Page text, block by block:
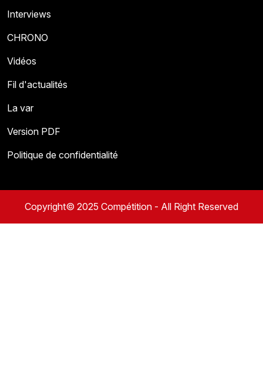
Interviews
CHRONO
Vidéos
Fil d'actualités
La var
Version PDF
Politique de confidentialité
Copyright© 2025 Compétition - All Right Reserved